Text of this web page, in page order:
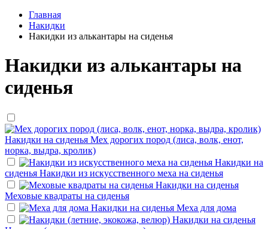
Главная
Накидки
Накидки из алькантары на сиденья
Накидки из алькантары на
сиденья
Накидки на сиденья Мех дорогих пород (лиса, волк, енот,
норка, выдра, кролик)
Накидки на
сиденья Накидки из искусственного меха на сиденья
Накидки на сиденья
Меховые квадраты на сиденья
Накидки на сиденья Меха для дома
Накидки на сиденья